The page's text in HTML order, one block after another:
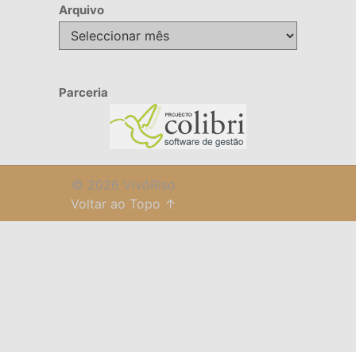
Arquivo
Arquivo
Parceria
© 2026 VivóRiso
Voltar ao Topo ↑